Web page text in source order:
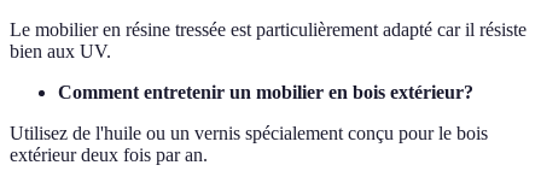
Le mobilier en résine tressée est particulièrement adapté car il résiste
bien aux UV.
Comment entretenir un mobilier en bois extérieur?
Utilisez de l'huile ou un vernis spécialement conçu pour le bois
extérieur deux fois par an.